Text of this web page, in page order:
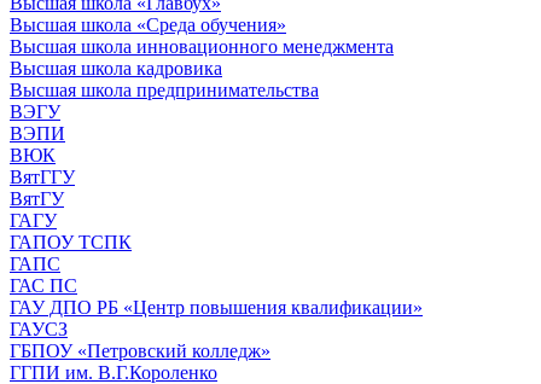
Высшая школа «Среда обучения»
Высшая школа инновационного менеджмента
Высшая школа кадровика
Высшая школа предпринимательства
ВЭГУ
ВЭПИ
ВЮК
ВятГГУ
ВятГУ
ГАГУ
ГАПОУ ТСПК
ГАПС
ГАС ПС
ГАУ ДПО РБ «Центр повышения квалификации»
ГАУСЗ
ГБПОУ «Петровский колледж»
ГГПИ им. В.Г.Короленко